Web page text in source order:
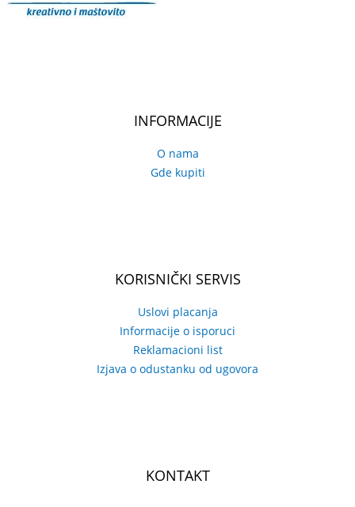
INFORMACIJE
O nama
Gde kupiti
KORISNIČKI SERVIS
Uslovi placanja
Informacije o isporuci
Reklamacioni list
Izjava o odustanku od ugovora
KONTAKT